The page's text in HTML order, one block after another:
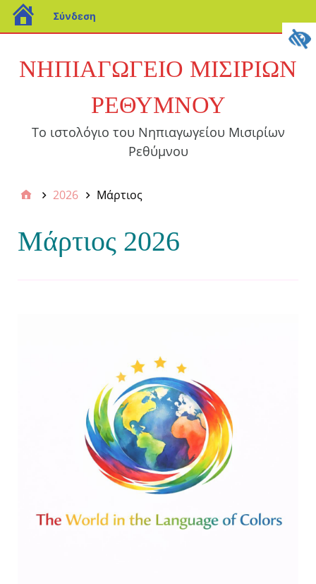
ΝΗΠΙΑΓΩΓΕΙΟ ΜΙΣΙΡΙΩΝ
ΡΕΘΥΜΝΟΥ
Το ιστολόγιο του Νηπιαγωγείου Μισιρίων
Ρεθύμνου
2026 Μάρτιος
Μάρτιος 2026
Σύνδεση